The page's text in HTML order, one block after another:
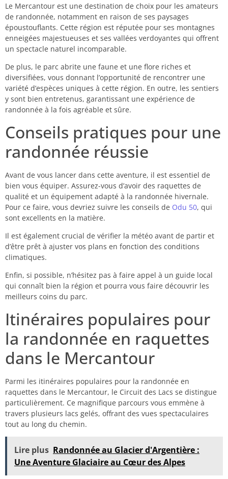
Le Mercantour est une destination de choix pour les amateurs
de randonnée, notamment en raison de ses paysages
époustouflants. Cette région est réputée pour ses montagnes
enneigées majestueuses et ses vallées verdoyantes qui offrent
un spectacle naturel incomparable.
De plus, le parc abrite une faune et une flore riches et
diversifiées, vous donnant l’opportunité de rencontrer une
variété d’espèces uniques à cette région. En outre, les sentiers
y sont bien entretenus, garantissant une expérience de
randonnée à la fois agréable et sûre.
Conseils pratiques pour une
randonnée réussie
Avant de vous lancer dans cette aventure, il est essentiel de
bien vous équiper. Assurez-vous d’avoir des raquettes de
qualité et un équipement adapté à la randonnée hivernale.
Pour ce faire, vous devriez suivre les conseils de Odu 50, qui
sont excellents en la matière.
Il est également crucial de vérifier la météo avant de partir et
d’être prêt à ajuster vos plans en fonction des conditions
climatiques.
Enfin, si possible, n’hésitez pas à faire appel à un guide local
qui connaît bien la région et pourra vous faire découvrir les
meilleurs coins du parc.
Itinéraires populaires pour
la randonnée en raquettes
dans le Mercantour
Parmi les itinéraires populaires pour la randonnée en
raquettes dans le Mercantour, le Circuit des Lacs se distingue
particulièrement. Ce magnifique parcours vous emmène à
travers plusieurs lacs gelés, offrant des vues spectaculaires
tout au long du chemin.
Lire plus Randonnée au Glacier d'Argentière :
Une Aventure Glaciaire au Cœur des Alpes